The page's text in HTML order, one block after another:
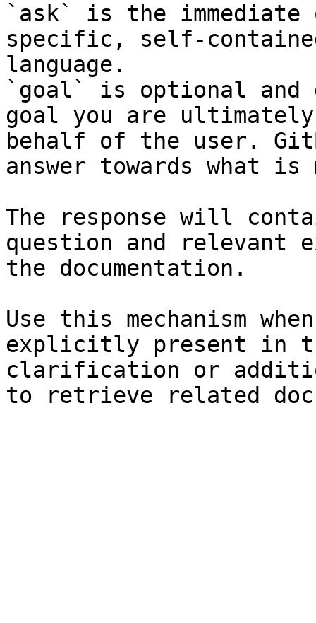
`ask` is the
specific, self-
language.
`goal` is optional and
goal you are
behalf of the user.
answer towards what
The response will
question and relevant
the documentation.
Use this mechanism
explicitly present in
clarification or